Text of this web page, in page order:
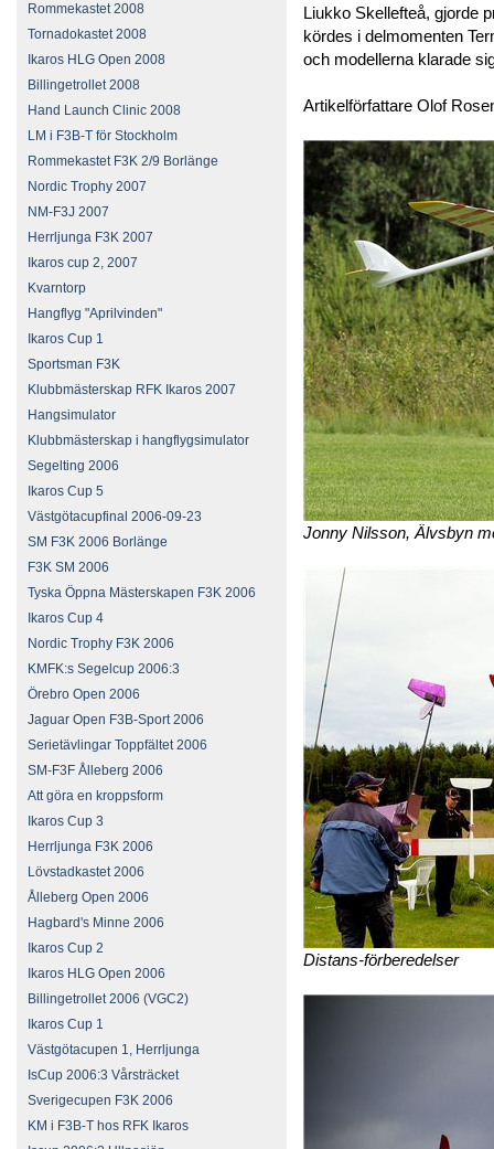
Rommekastet 2008
Tornadokastet 2008
Ikaros HLG Open 2008
Billingetrollet 2008
Hand Launch Clinic 2008
LM i F3B-T för Stockholm
Rommekastet F3K 2/9 Borlänge
Nordic Trophy 2007
NM-F3J 2007
Herrljunga F3K 2007
Ikaros cup 2, 2007
Kvarntorp
Hangflyg "Aprilvinden"
Ikaros Cup 1
Sportsman F3K
Klubbmästerskap RFK Ikaros 2007
Hangsimulator
Klubbmästerskap i hangflygsimulator
Segelting 2006
Ikaros Cup 5
Västgötacupfinal 2006-09-23
SM F3K 2006 Borlänge
F3K SM 2006
Tyska Öppna Mästerskapen F3K 2006
Ikaros Cup 4
Nordic Trophy F3K 2006
KMFK:s Segelcup 2006:3
Örebro Open 2006
Jaguar Open F3B-Sport 2006
Serietävlingar Toppfältet 2006
SM-F3F Ålleberg 2006
Att göra en kroppsform
Ikaros Cup 3
Herrljunga F3K 2006
Lövstadkastet 2006
Ålleberg Open 2006
Hagbard's Minne 2006
Ikaros Cup 2
Ikaros HLG Open 2006
Billingetrollet 2006 (VGC2)
Ikaros Cup 1
Västgötacupen 1, Herrljunga
IsCup 2006:3 Vårsträcket
Sverigecupen F3K 2006
KM i F3B-T hos RFK Ikaros
Liukko Skellefteå, gjorde
kördes i delmomenten
och modellerna klarade
Artikelförfattare Olof
Jonny Nilsson, Älvsbyn
Distans-förberedelser